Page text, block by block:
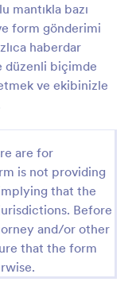
mantıkla bazı
form gönderimi
haberdar
düzenli biçimde
ve ekibinizle
are for
is not providing
that the
Before
and/or other
that the form
Formu
ve bireysel